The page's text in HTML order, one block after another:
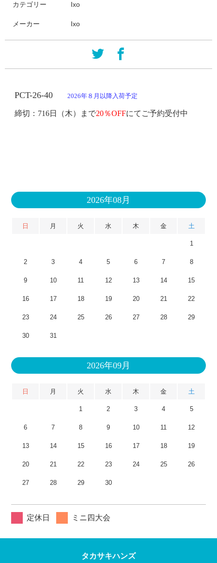
カテゴリー Ixo
メーカー Ixo
PCT-26-40 2026年８月以降入荷予定
締切： 716日 （木）まで20％OFFにてご予約受付中
2026年08月
日 月 火 水 木 金 土
1
2 3 4 5 6 7 8
9 10 11 12 13 14 15
16 17 18 19 20 21 22
23 24 25 26 27 28 29
30 31
2026年09月
日 月 火 水 木 金 土
1 2 3 4 5
6 7 8 9 10 11 12
13 14 15 16 17 18 19
20 21 22 23 24 25 26
27 28 29 30
定休日 ミニ四大会
タカサキハンズ